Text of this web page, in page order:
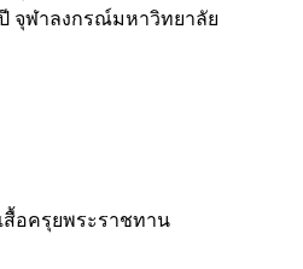
จุฬาลงกรณ์มหาวิทยาลัย
เสื้อครุยพระราชทาน